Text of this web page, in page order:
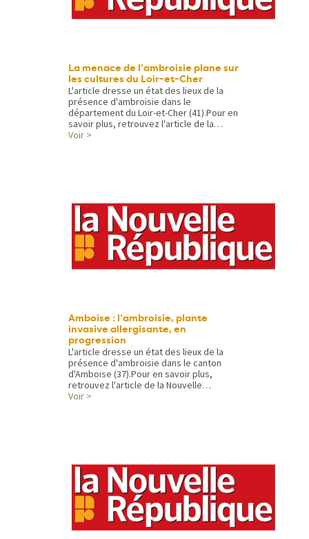
La menace de l’ambroisie plane sur
les cultures du Loir-et-Cher
L'article dresse un état des lieux de la
présence d'ambroisie dans le
département du Loir-et-Cher (41).Pour en
savoir plus, retrouvez l'article de la…
Voir >
Amboise : l’ambroisie, plante
invasive allergisante, en
progression
L'article dresse un état des lieux de la
présence d'ambroisie dans le canton
d'Amboise (37).Pour en savoir plus,
retrouvez l'article de la Nouvelle…
Voir >